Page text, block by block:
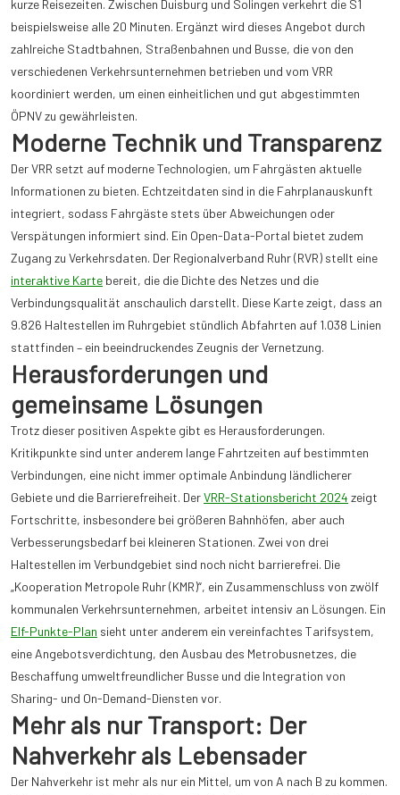
kurze Reisezeiten. Zwischen Duisburg und Solingen verkehrt die S1
beispielsweise alle 20 Minuten. Ergänzt wird dieses Angebot durch
zahlreiche Stadtbahnen, Straßenbahnen und Busse, die von den
verschiedenen Verkehrsunternehmen betrieben und vom VRR
koordiniert werden, um einen einheitlichen und gut abgestimmten
ÖPNV zu gewährleisten.
Moderne Technik und Transparenz
Der VRR setzt auf moderne Technologien, um Fahrgästen aktuelle
Informationen zu bieten. Echtzeitdaten sind in die Fahrplanauskunft
integriert, sodass Fahrgäste stets über Abweichungen oder
Verspätungen informiert sind. Ein Open-Data-Portal bietet zudem
Zugang zu Verkehrsdaten. Der Regionalverband Ruhr (RVR) stellt eine
interaktive Karte bereit, die die Dichte des Netzes und die
Verbindungsqualität anschaulich darstellt. Diese Karte zeigt, dass an
9.826 Haltestellen im Ruhrgebiet stündlich Abfahrten auf 1.038 Linien
stattfinden – ein beeindruckendes Zeugnis der Vernetzung.
Herausforderungen und
gemeinsame Lösungen
Trotz dieser positiven Aspekte gibt es Herausforderungen.
Kritikpunkte sind unter anderem lange Fahrtzeiten auf bestimmten
Verbindungen, eine nicht immer optimale Anbindung ländlicherer
Gebiete und die Barrierefreiheit. DerVRR-Stationsbericht 2024 zeigt
Fortschritte, insbesondere bei größeren Bahnhöfen, aber auch
Verbesserungsbedarf bei kleineren Stationen. Zwei von drei
Haltestellen im Verbundgebiet sind noch nicht barrierefrei. Die
„Kooperation Metropole Ruhr (KMR)“, ein Zusammenschluss von zwölf
kommunalen Verkehrsunternehmen, arbeitet intensiv an Lösungen. Ein
Elf-Punkte-Plan sieht unter anderem ein vereinfachtes Tarifsystem,
eine Angebotsverdichtung, den Ausbau des Metrobusnetzes, die
Beschaffung umweltfreundlicher Busse und die Integration von
Sharing- und On-Demand-Diensten vor.
Mehr als nur Transport: Der
Nahverkehr als Lebensader
Der Nahverkehr ist mehr als nur ein Mittel, um von A nach B zu kommen.